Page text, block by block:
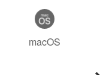
macOS